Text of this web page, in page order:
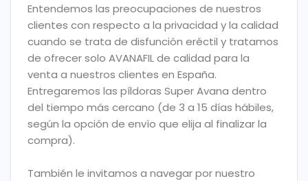
Entendemos las preocupaciones de nuestros
clientes con respecto a la privacidad y la calidad
cuando se trata de disfunción eréctil y tratamos
de ofrecer solo AVANAFIL de calidad para la
venta a nuestros clientes en España.
Entregaremos las píldoras Super Avana dentro
del tiempo más cercano (de 3 a 15 días hábiles,
según la opción de envío que elija al finalizar la
compra).
También le invitamos a navegar por nuestro